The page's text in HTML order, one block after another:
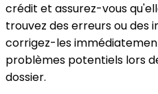
crédit et assurez-vous
trouvez des erreurs ou des
corrigez-les
problèmes potentiels lors
dossier.